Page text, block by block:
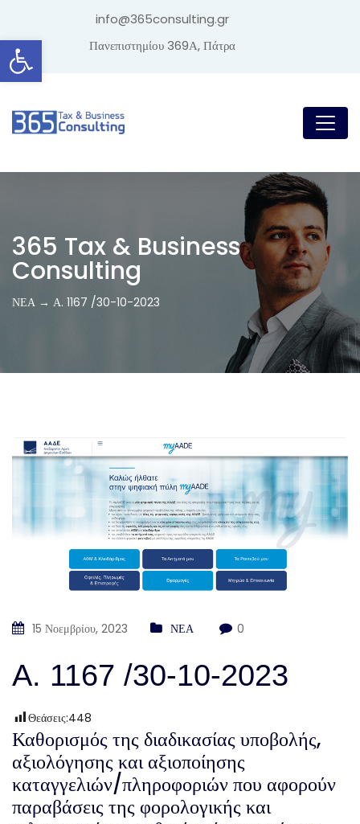
Ανοίξτε τη γραμμή εργαλείων
info@365consulting.gr
Πανεπιστημίου 369Α, Πάτρα
365 Tax & Business
Consulting
ΝΕΑ → Α. 1167 /30-10-2023
15 Νοεμβρίου, 2023 ΝΕΑ 0
Α. 1167 /30-10-2023
Θεάσεις:448
Καθορισμός της διαδικασίας υποβολής,
αξιολόγησης και αξιοποίησης
καταγγελιών/πληροφοριών που αφορούν
παραβάσεις της φορολογικής και